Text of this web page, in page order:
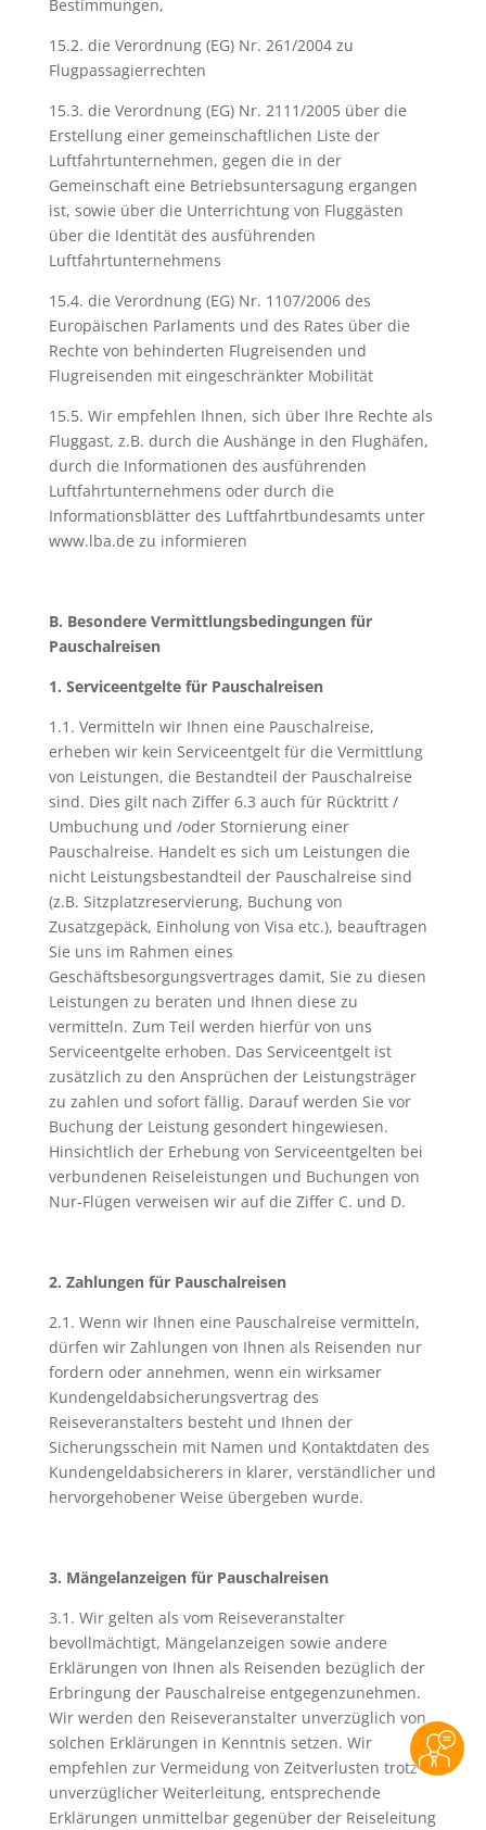
Bestimmungen,
15.2. die Verordnung (EG) Nr. 261/2004 zu
Flugpassagierrechten
15.3. die Verordnung (EG) Nr. 2111/2005 über die
Erstellung einer gemeinschaftlichen Liste der
Luftfahrtunternehmen, gegen die in der
Gemeinschaft eine Betriebsuntersagung ergangen
ist, sowie über die Unterrichtung von Fluggästen
über die Identität des ausführenden
Luftfahrtunternehmens
15.4. die Verordnung (EG) Nr. 1107/2006 des
Europäischen Parlaments und des Rates über die
Rechte von behinderten Flugreisenden und
Flugreisenden mit eingeschränkter Mobilität
15.5. Wir empfehlen Ihnen, sich über Ihre Rechte als
Fluggast, z.B. durch die Aushänge in den Flughäfen,
durch die Informationen des ausführenden
Luftfahrtunternehmens oder durch die
Informationsblätter des Luftfahrtbundesamts unter
www.lba.de zu informieren
B. Besondere Vermittlungsbedingungen für
Pauschalreisen
1. Serviceentgelte für Pauschalreisen
1.1. Vermitteln wir Ihnen eine Pauschalreise,
erheben wir kein Serviceentgelt für die Vermittlung
von Leistungen, die Bestandteil der Pauschalreise
sind. Dies gilt nach Ziffer 6.3 auch für Rücktritt /
Umbuchung und /oder Stornierung einer
Pauschalreise. Handelt es sich um Leistungen die
nicht Leistungsbestandteil der Pauschalreise sind
(z.B. Sitzplatzreservierung, Buchung von
Zusatzgepäck, Einholung von Visa etc.), beauftragen
Sie uns im Rahmen eines
Geschäftsbesorgungsvertrages damit, Sie zu diesen
Leistungen zu beraten und Ihnen diese zu
vermitteln. Zum Teil werden hierfür von uns
Serviceentgelte erhoben. Das Serviceentgelt ist
zusätzlich zu den Ansprüchen der Leistungsträger
zu zahlen und sofort fällig. Darauf werden Sie vor
Buchung der Leistung gesondert hingewiesen.
Hinsichtlich der Erhebung von Serviceentgelten bei
verbundenen Reiseleistungen und Buchungen von
Nur-Flügen verweisen wir auf die Ziffer C. und D.
2. Zahlungen für Pauschalreisen
2.1. Wenn wir Ihnen eine Pauschalreise vermitteln,
dürfen wir Zahlungen von Ihnen als Reisenden nur
fordern oder annehmen, wenn ein wirksamer
Kundengeldabsicherungsvertrag des
Reiseveranstalters besteht und Ihnen der
Sicherungsschein mit Namen und Kontaktdaten des
Kundengeldabsicherers in klarer, verständlicher und
hervorgehobener Weise übergeben wurde.
3. Mängelanzeigen für Pauschalreisen
3.1. Wir gelten als vom Reiseveranstalter
bevollmächtigt, Mängelanzeigen sowie andere
Erklärungen von Ihnen als Reisenden bezüglich der
Erbringung der Pauschalreise entgegenzunehmen.
Wir werden den Reiseveranstalter unverzüglich von
solchen Erklärungen in Kenntnis setzen. Wir
empfehlen zur Vermeidung von Zeitverlusten trotz
unverzüglicher Weiterleitung, entsprechende
Erklärungen unmittelbar gegenüber der Reiseleitung